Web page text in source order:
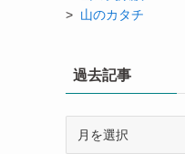
> 山のカタチ
過去記事